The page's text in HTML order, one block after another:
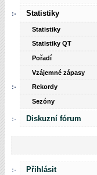
Statistiky
Statistiky
Statistiky QT
Pořadí
Vzájemné zápasy
Rekordy
Sezóny
Diskuzní fórum
Přihlásit